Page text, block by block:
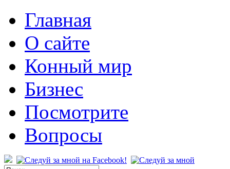
Главная
О сайте
Конный мир
Бизнес
Посмотрите
Вопросы